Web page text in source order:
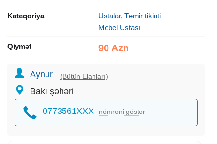
Kateqoriya
Ustalar, Təmir tikinti
Mebel Ustası
Qiymət 90 Azn
Aynur (Bütün Elanları)
Bakı şəhəri
0773561XXX nömrəni göstər